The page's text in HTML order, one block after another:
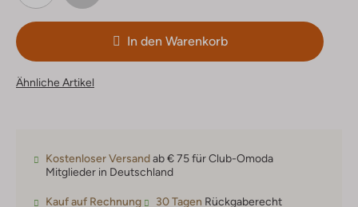
In den Warenkorb
Ähnliche Artikel
Kostenloser Versandab € 75 für Club-Omoda
Mitglieder in Deutschland
Kauf auf Rechnung 30 Tagen Rückgaberecht